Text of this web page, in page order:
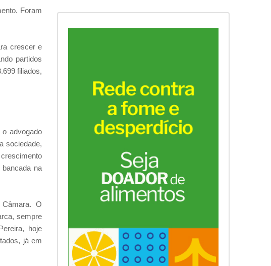
Foram
crescer e
partidos
filiados,
advogado
sociedade,
na
O
sempre
hoje
já em